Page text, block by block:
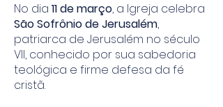
No dia 11 de março, a Igreja celebra
São Sofrônio de Jerusalém,
patriarca de Jerusalém no século
VII, conhecido por sua sabedoria
teológica e firme defesa da fé
cristã.